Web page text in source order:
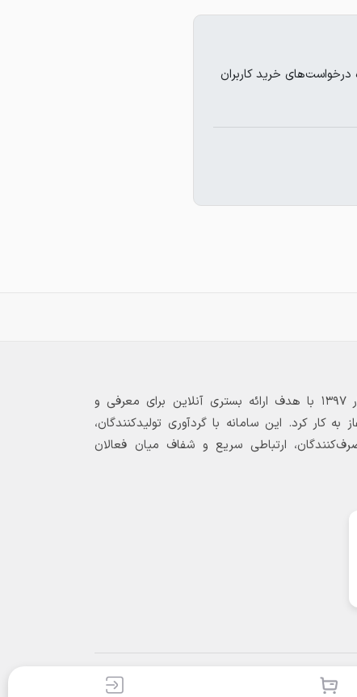
خرید کاربران
بازارگاه الکترونیکی فولاد ۲۴ از بهار ۱۳۹۷ با هدف ارائه بستری آنلاین برای معرفی و
کار کرد. این سامانه با گردآوری تولیدکنندگان،
ارتباطی سریع و شفاف میان فعالان